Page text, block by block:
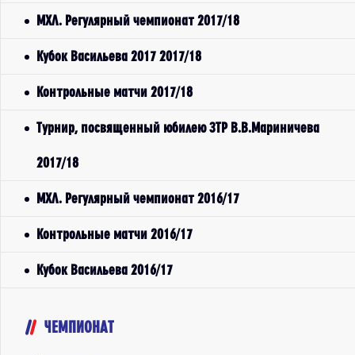
МХЛ. Регулярный чемпионат 2017/18
Кубок Васильева 2017 2017/18
Контрольные матчи 2017/18
Турнир, посвященный юбилею ЗТР В.В.Мариничева
2017/18
МХЛ. Регулярный чемпионат 2016/17
Контрольные матчи 2016/17
Кубок Васильева 2016/17
ЧЕМПИОНАТ